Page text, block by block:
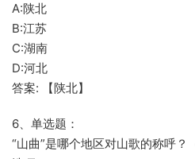
A:陕北
B:江苏
C:湖南
D:河北
答案: 【陕北】
6、单选题：
“山曲”是哪个地区对山歌的称呼？